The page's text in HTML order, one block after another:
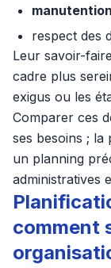
manutention
respect des
Leur savoir-
cadre plus
exigus ou les
Comparer ces
ses besoins ; la
un planning
administratives
comment